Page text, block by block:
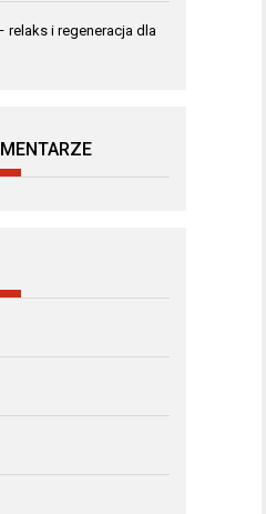
relaks i regeneracja dla